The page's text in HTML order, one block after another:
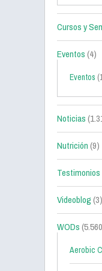
Cursos y
Eventos(4)
Eventos
Noticias
Nutrición(9)
Testimonios
Videoblog(3)
WODs
Aerobic